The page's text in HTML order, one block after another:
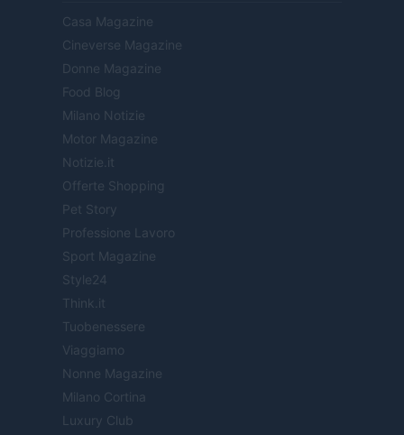
Casa Magazine
Cineverse Magazine
Donne Magazine
Food Blog
Milano Notizie
Motor Magazine
Notizie.it
Offerte Shopping
Pet Story
Professione Lavoro
Sport Magazine
Style24
Think.it
Tuobenessere
Viaggiamo
Nonne Magazine
Milano Cortina
Luxury Club